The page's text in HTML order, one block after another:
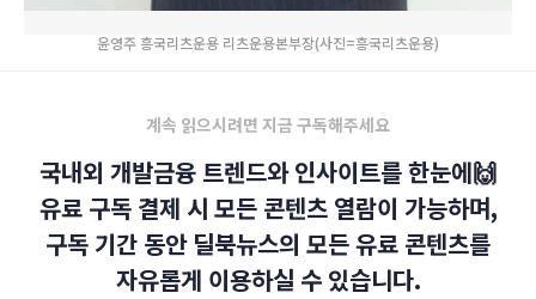
윤영주 흥국리츠운용 리츠운용본부장(사진=흥국리츠운용)
계속 읽으시려면 지금 구독해주세요
국내외 개발금융 트렌드와 인사이트를 한눈에🙌
유료 구독 결제 시 모든 콘텐츠 열람이 가능하며,
구독 기간 동안 딜북뉴스의 모든 유료 콘텐츠를
자유롭게 이용하실 수 있습니다.